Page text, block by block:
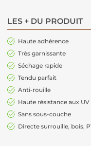
LES + DU PRODUIT
Haute adhérence
Très garnissante
Séchage rapide
Tendu parfait
Anti-rouille
Haute résistance aux
Sans sous-couche
Directe surrouille, bois,